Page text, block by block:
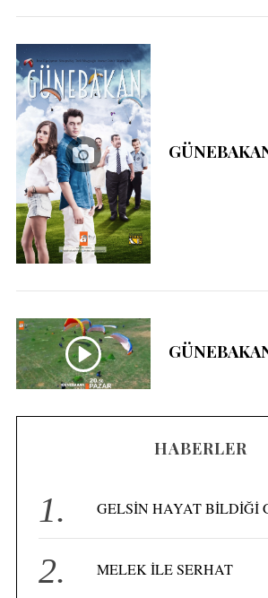
HABERLER
GELSİN HAYAT BİLDİĞİ
MELEK İLE SERHAT